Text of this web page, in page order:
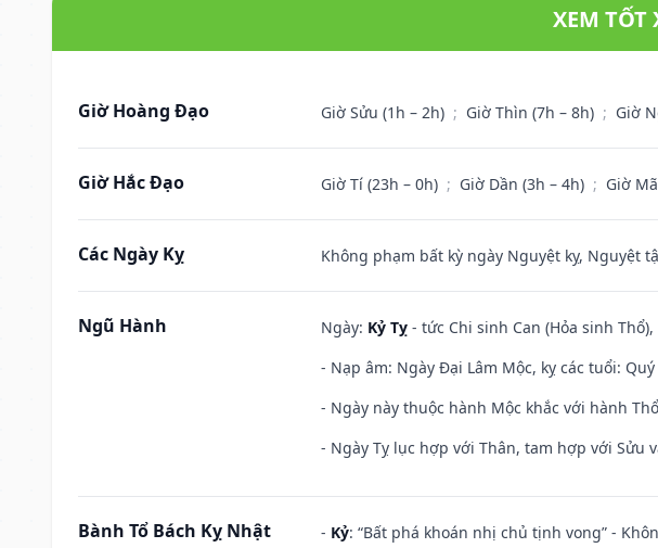
XEM TỐT
Giờ Hoàng Đạo Giờ Sửu (1h – 2h) ; Giờ Thìn (7h – 8h) ; Giờ
Giờ Hắc Đạo Giờ Tí (23h – 0h) ; Giờ Dần (3h – 4h) ; Giờ
Các Ngày Kỵ Không phạm bất kỳ ngày Nguyệt kỵ, Nguyệt
Ngũ Hành Ngày: Kỷ Tỵ - tức Chi sinh Can (Hỏa sinh
- Nạp âm: Ngày Đại Lâm Mộc, kỵ các tuổi:
- Ngày này thuộc hành Mộc khắc với hành
- Ngày Tỵ lục hợp với Thân, tam hợp với Sửu
Bành Tổ Bách Kỵ Nhật - Kỷ: “Bất phá khoán nhị chủ tịnh vong” -